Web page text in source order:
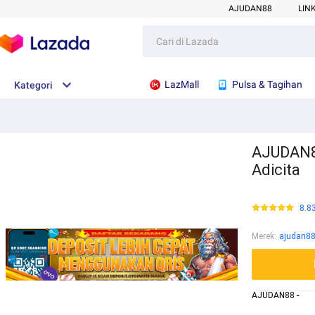
AJUDAN88
Kategori LazMall Pulsa & Tagihan
Adicita
Merek: ajudan88
AJUDAN88 -